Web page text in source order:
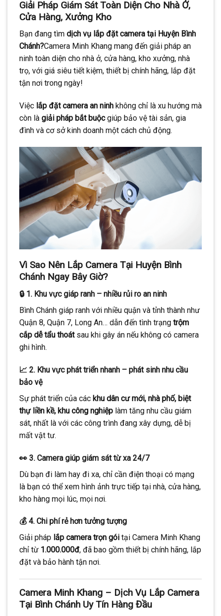
Giải Pháp Giám Sát Toàn Diện Cho Nhà Ở,
Cửa Hàng, Xưởng Kho
Bạn đang tìm dịch vụ lắp đặt camera tại Huyện Bình
Chánh?Camera Minh Khang mang đến giải pháp an
ninh toàn diện cho nhà ở, cửa hàng, kho xưởng, nhà
trọ, với giá siêu tiết kiệm, thiết bị chính hãng, lắp đặt
tận nơi trong ngày!
Việc lắp đặt camera an ninh không chỉ là xu hướng mà
còn là giải pháp bắt buộcgiúp bảo vệ tài sản, gia
đình và cơ sở kinh doanh một cách chủ động.
Vì Sao Nên Lắp Camera Tại Huyện Bình
Chánh Ngay Bây Giờ?
🔒 1. Khu vực giáp ranh – nhiều rủi ro an ninh
Bình Chánh giáp ranh với nhiều quận và tỉnh thành như
Quận 8, Quận 7, Long An… dẫn đến tình trạng trộm
cắp dễ tẩu thoátsau khi gây án nếu không có camera
ghi hình.
📈 2. Khu vực phát triển nhanh – phát sinh nhu cầu
bảo vệ
Sự phát triển của các khu dân cư mới, nhà phố, biệt
thự liền kề, khu công nghiệp làm tăng nhu cầu giám
sát, nhất là với các công trình đang xây dựng, dễ bị
mất vật tư.
👀 3. Camera giúp giám sát từ xa 24/7
Dù bạn đi làm hay đi xa, chỉ cần điện thoại có mạng
là bạn có thể xem hình ảnh trực tiếp tại nhà, cửa hàng,
kho hàng mọi lúc, mọi nơi.
💰 4. Chi phí rẻ hơn tưởng tượng
Giải pháp lắp camera trọn gói tại Camera Minh Khang
chỉ từ 1.000.000đ, đã bao gồm thiết bị chính hãng, lắp
đặt và bảo hành tận nơi.
Camera Minh Khang – Dịch Vụ Lắp Camera
Tại Bình Chánh Uy Tín Hàng Đầu